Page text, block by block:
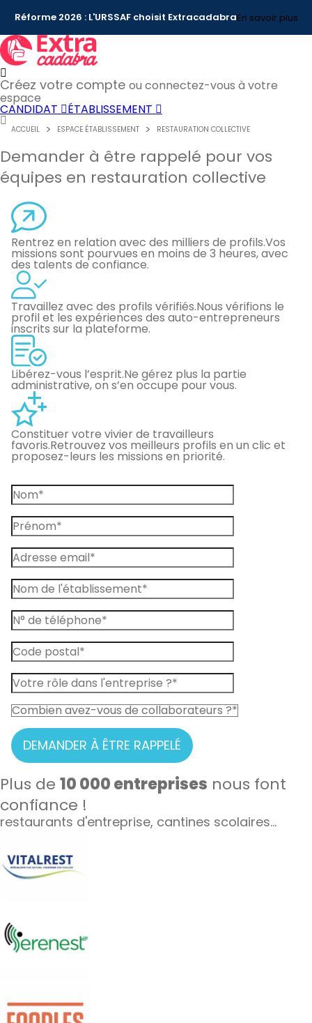
Réforme 2026 : L'URSSAF choisit ExtracadabraEn savoir plus
Créez votre compte ou connectez-vous à votre
espace
CANDIDAT ÉTABLISSEMENT
ACCUEIL ESPACE ÉTABLISSEMENT RESTAURATION COLLECTIVE
Demander à être rappelé pour vos
équipes en restauration collective
Rentrez en relation avec des milliers de profils.Vos
missions sont pourvues en moins de 3 heures, avec
des talents de confiance.
Travaillez avec des profils vérifiés.Nous vérifions le
profil et les expériences des auto-entrepreneurs
inscrits sur la plateforme.
Libérez-vous l’esprit.Ne gérez plus la partie
administrative, on s’en occupe pour vous.
Constituer votre vivier de travailleurs
favoris.Retrouvez vos meilleurs profils en un clic et
proposez-leurs les missions en priorité.
DEMANDER À ÊTRE RAPPELÉ
Plus de 10 000 entreprises nous font
confiance !
restaurants d'entreprise, cantines scolaires…